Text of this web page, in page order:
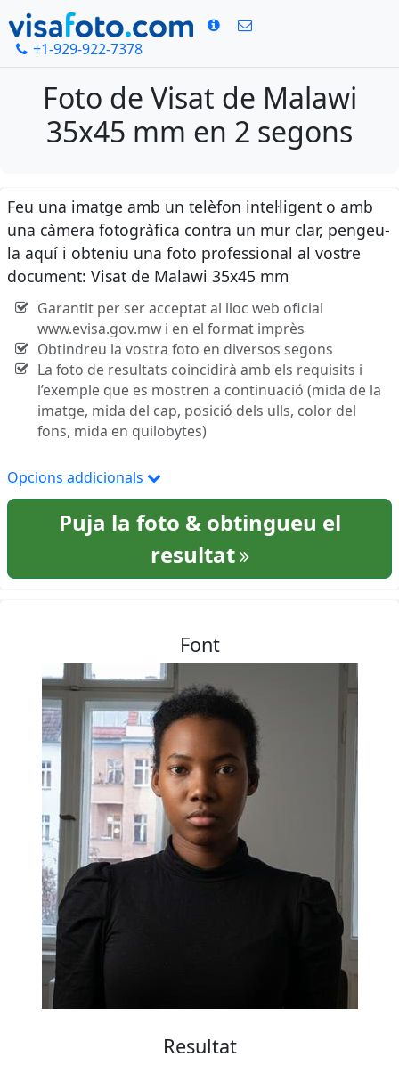
+1-929-922-7378
Foto de Visat de Malawi
35x45 mm en 2 segons
Feu una imatge amb un telèfon intel·ligent o amb
una càmera fotogràfica contra un mur clar, pengeu-
la aquí i obteniu una foto professional al vostre
document: Visat de Malawi 35x45 mm
Garantit per ser acceptat al lloc web oficial
www.evisa.gov.mw i en el format imprès
Obtindreu la vostra foto en diversos segons
La foto de resultats coincidirà amb els requisits i
l’exemple que es mostren a continuació (mida de la
imatge, mida del cap, posició dels ulls, color del
fons, mida en quilobytes)
Opcions addicionals
Puja la foto & obtingueu el
resultat
Font
Resultat